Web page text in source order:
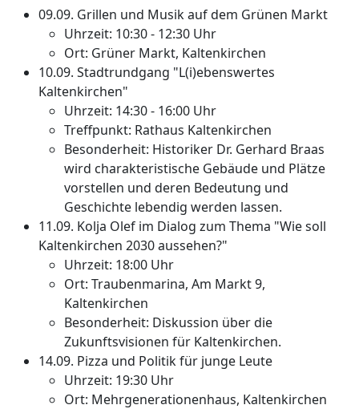
09.09. Grillen und Musik auf dem Grünen Markt
Uhrzeit: 10:30 - 12:30 Uhr
Ort: Grüner Markt, Kaltenkirchen
10.09. Stadtrundgang "L(i)ebenswertes
Kaltenkirchen"
Uhrzeit: 14:30 - 16:00 Uhr
Treffpunkt: Rathaus Kaltenkirchen
Besonderheit: Historiker Dr. Gerhard Braas
wird charakteristische Gebäude und Plätze
vorstellen und deren Bedeutung und
Geschichte lebendig werden lassen.
11.09. Kolja Olef im Dialog zum Thema "Wie soll
Kaltenkirchen 2030 aussehen?"
Uhrzeit: 18:00 Uhr
Ort: Traubenmarina, Am Markt 9,
Kaltenkirchen
Besonderheit: Diskussion über die
Zukunftsvisionen für Kaltenkirchen.
14.09. Pizza und Politik für junge Leute
Uhrzeit: 19:30 Uhr
Ort: Mehrgenerationenhaus, Kaltenkirchen